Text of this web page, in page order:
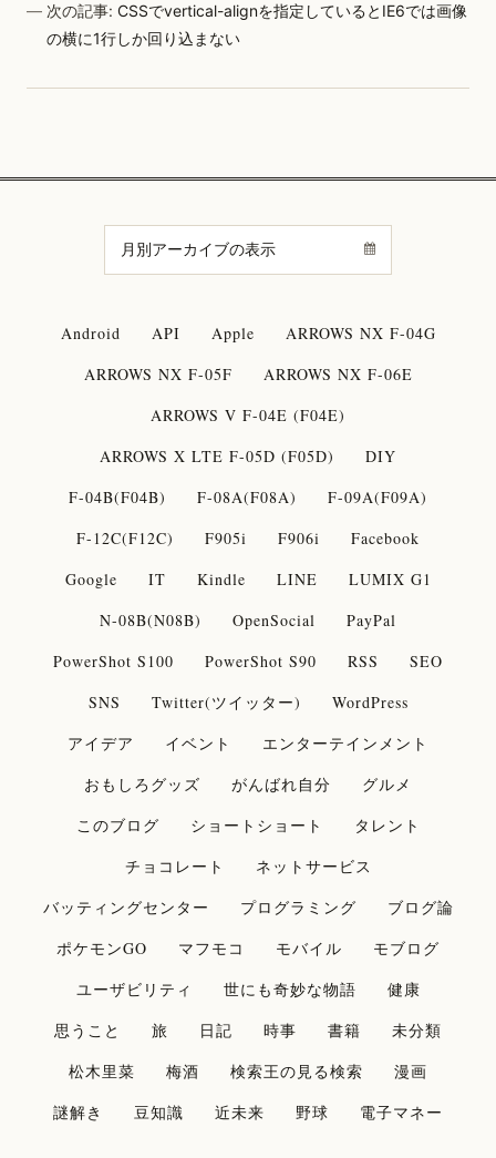
次の記事:CSSでvertical-alignを指定しているとIE6では画像
の横に1行しか回り込まない
Android API Apple
ARROWS NX F-04G
ARROWS NX F-05F
ARROWS NX F-06E
ARROWS V F-04E (F04E)
ARROWS X LTE F-05D (F05D)
DIY
F-04B(F04B)
F-08A(F08A)
F-09A(F09A)
F-12C(F12C)
F905i F906i
Facebook
Google
IT Kindle LINE
LUMIX G1
N-08B(N08B)
OpenSocial
PayPal
PowerShot S100
PowerShot S90 RSS
SEO
SNS
Twitter(ツイッター)
WordPress
アイデア
イベント
エンターテインメント
おもしろグッズ
がんばれ自分
グルメ
このブログ
ショートショート
タレント
チョコレート
ネットサービス
バッティングセンター
プログラミング
ブログ論
ポケモンGO
マフモコ モバイル
モブログ
ユーザビリティ
世にも奇妙な物語
健康
思うこと
旅 日記 時事 書籍
未分類
松木里菜
梅酒 検索王の見る検索
漫画
謎解き
豆知識 近未来 野球 電子マネー